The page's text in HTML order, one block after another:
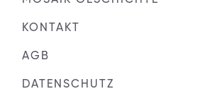
KONTAKT
AGB
DATENSCHUTZ